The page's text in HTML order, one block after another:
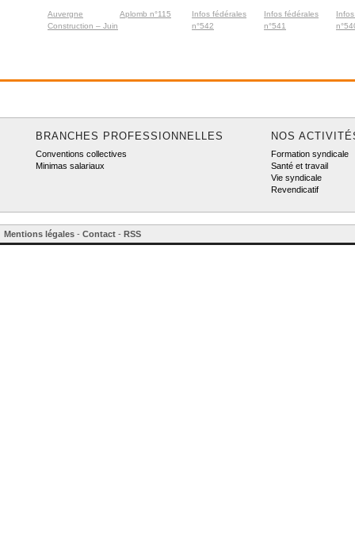
Auvergne
Construction – Juin
Aplomb n°115
Infos fédérales
n°542
Infos fédérales
n°541
BRANCHES PROFESSIONNELLES
Conventions collectives
Minimas salariaux
NOS
Formation syndicale
Santé et travail
Vie syndicale
Revendicatif
Mentions légales - Contact - RSS